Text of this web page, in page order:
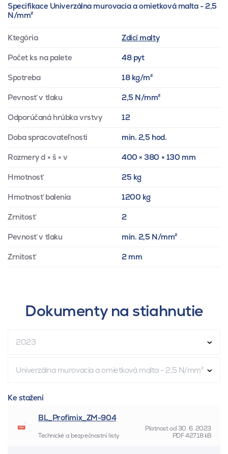
Specifikace Univerzálna murovacia a omietková malta - 2,5
N/mm²
Ktegória Zdicí malty
Počet ks na palete 48 pyt
Spotreba 18 kg/m²
Pevnosť v tlaku 2,5 N/mm²
Odporúčaná hrúbka vrstvy 12
Doba spracovateľnosti min. 2,5 hod.
Rozmery d × š × v 400 × 380 × 130 mm
Hmotnosť 25 kg
Hmotnosť balenia 1200 kg
Zrnitosť 2
Pevnosť v tlaku min. 2,5 N/mm²
Zrnitosť 2 mm
Dokumenty na stiahnutie
2023
Univerzálna murovacia a omietková malta - 2,5 N/mm²
Ke stažení
BL_Profimix_ZM-904
Platnost od 30. 6. 2023
Technické a bezpečnostní listy
PDF427.18 kB